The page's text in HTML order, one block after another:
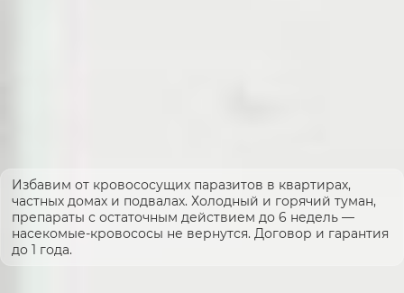
Избавим от кровососущих паразитов в квартирах,
частных домах и подвалах. Холодный и горячий туман,
препараты с остаточным действием до 6 недель —
насекомые-кровососы не вернутся. Договор и гарантия
до 1 года.